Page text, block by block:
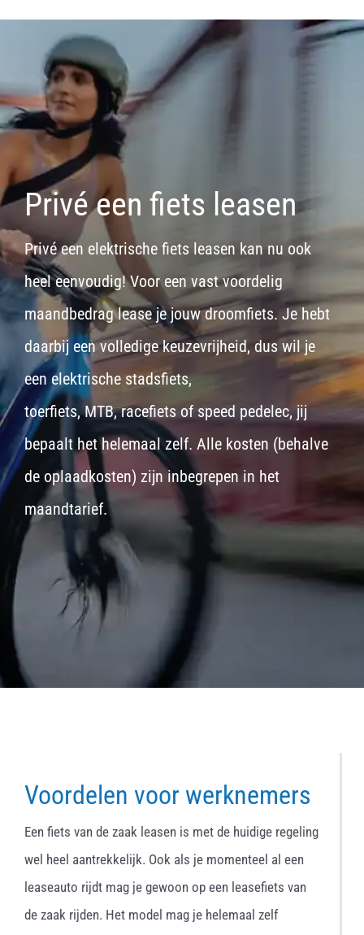
Privé een fiets leasen
Privé een elektrische fiets leasen kan nu ook
heel eenvoudig! Voor een vast voordelig
maandbedrag lease je jouw droomfiets. Je hebt
daarbij een volledige keuzevrijheid, dus wil je
eenelektrische stadsfiets,
toerfiets,MTB,racefietsof speed pedelec, jij
bepaalt het helemaal zelf. Alle kosten (behalve
de oplaadkosten) zijn inbegrepen in het
maandtarief.
Voordelen voor werknemers
Een fiets van de zaak leasen is met de huidige regeling
wel heel aantrekkelijk. Ook als je momenteel al een
leaseauto rijdt mag je gewoon op een leasefiets van
de zaak rijden. Het model mag je helemaal zelf